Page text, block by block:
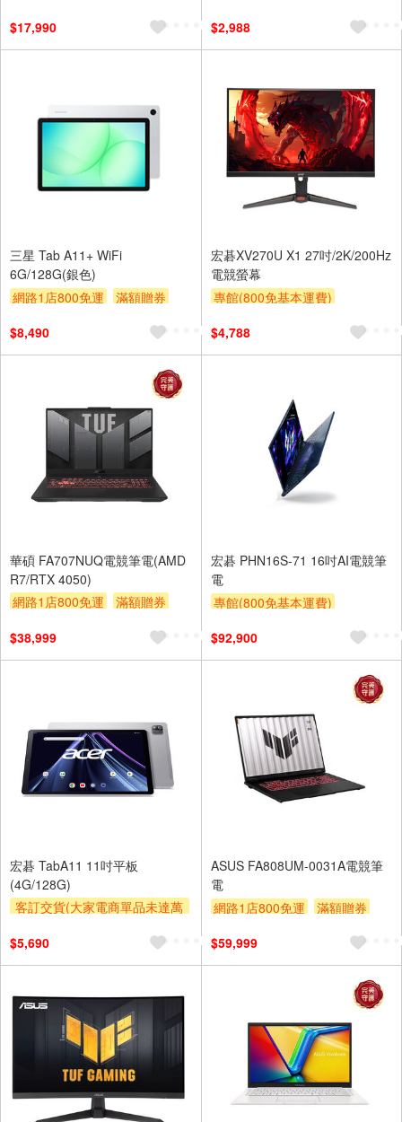
$17,990
$2,988
三星 Tab A11+ WiFi
6G/128G(銀色)
網路1店800免運
滿額贈券
$8,490
宏碁XV270U X1 27吋/2K/200Hz
電競螢幕
專館(800免基本運費)
$4,788
華碩 FA707NUQ電競筆電(AMD
R7/RTX 4050)
網路1店800免運
滿額贈券
$38,999
宏碁 PHN16S-71 16吋AI電競筆
電
專館(800免基本運費)
$92,900
宏碁 TabA11 11吋平板
(4G/128G)
客訂交貨(大家電商單品未達萬
區費另計,實際收費以專人聯絡
報價為主)
$5,690
ASUS FA808UM-0031A電競筆
電
網路1店800免運
滿額贈券
$59,999